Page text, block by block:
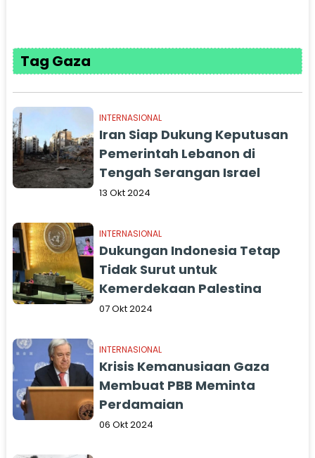
Tag Gaza
INTERNASIONAL
Iran Siap Dukung Keputusan
Pemerintah Lebanon di
Tengah Serangan Israel
13 Okt 2024
INTERNASIONAL
Dukungan Indonesia Tetap
Tidak Surut untuk
Kemerdekaan Palestina
07 Okt 2024
INTERNASIONAL
Krisis Kemanusiaan Gaza
Membuat PBB Meminta
Perdamaian
06 Okt 2024